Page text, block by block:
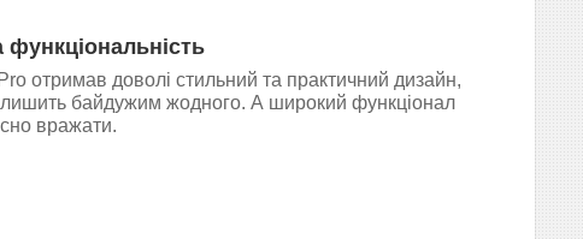
функціональність
отримав доволі стильний та практичний дизайн,
байдужим жодного. А широкий функціонал
вражати.